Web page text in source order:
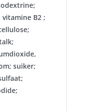
B2 ;
suiker;